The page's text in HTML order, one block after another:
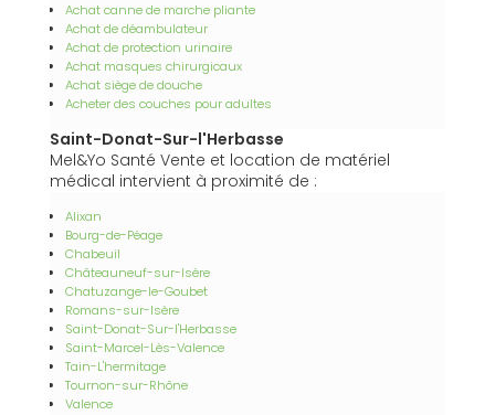
Achat canne de marche pliante
Achat de déambulateur
Achat de protection urinaire
Achat masques chirurgicaux
Achat siège de douche
Acheter des couches pour adultes
Saint-Donat-Sur-l'Herbasse
Mel&Yo Santé Vente et location de matériel
médical intervient à proximité de :
Alixan
Bourg-de-Péage
Chabeuil
Châteauneuf-sur-Isère
Chatuzange-le-Goubet
Romans-sur-Isère
Saint-Donat-Sur-l'Herbasse
Saint-Marcel-Lès-Valence
Tain-L'hermitage
Tournon-sur-Rhône
Valence